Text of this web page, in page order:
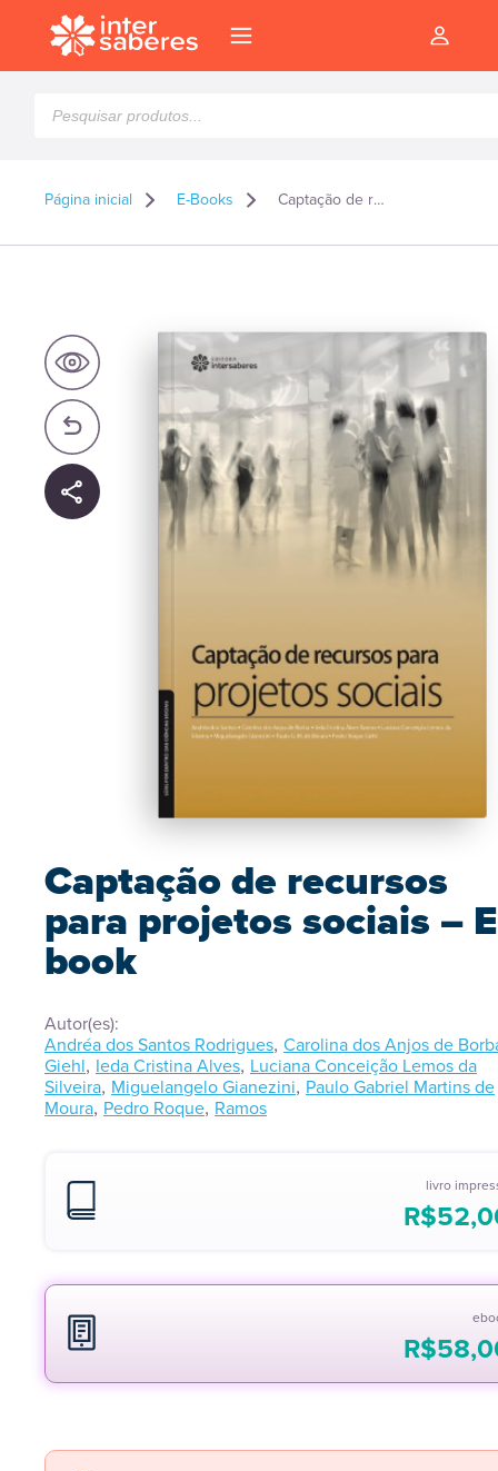
produtos
Página inicial E-Books Captação de recursos para projetos sociais – E-book
Captação de recursos
para projetos sociais –
book
Autor(es):
Andréa dos Santos Rodrigues, Carolina dos Anjos de
Giehl, Ieda Cristina Alves, Luciana Conceição Lemos da
Silveira, Miguelangelo Gianezini, Paulo Gabriel Martins de
Moura, Pedro Roque, Ramos
livro
R$
R$